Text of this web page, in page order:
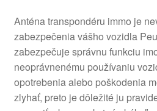
Anténa transpondéru immo je
zabezpečenia vášho vozidla
zabezpečuje správnu funkciu
neoprávnenému používaniu
opotrebenia alebo poškodenia
zlyhať, preto je dôležité ju